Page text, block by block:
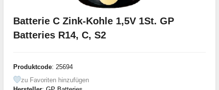
Batterie C Zink-Kohle 1,5V 1St. GP
Batteries R14, C, S2
Produktcode: 25694
zu Favoriten hinzufügen